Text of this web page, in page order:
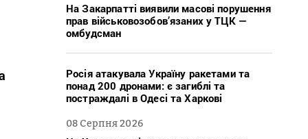
На Закарпатті виявили масові порушення
прав військовозобов’язаних у ТЦК —
омбудсман
Росія атакувала Україну ракетами та
понад 200 дронами: є загиблі та
постраждалі в Одесі та Харкові
08 Серпня 2026